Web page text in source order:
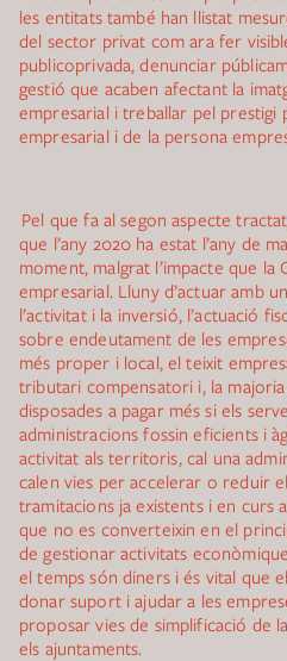
les entitats també han llistat
del sector privat com ara fer
publicoprivada, denunciar
gestió que acaben afectant la
empresarial i treballar pel prestigi
empresarial i de la persona
Pel que fa al segon aspecte
que l’any 2020 ha estat l’any de
moment, malgrat l’impacte que la
empresarial. Lluny d’actuar amb
l’activitat i la inversió, l’actuació
sobre endeutament de les
més proper i local, el teixit
tributari compensatori i, la majoria
disposades a pagar més si els
administracions fossin eficients i
activitat als territoris, cal una
calen vies per accelerar o reduir
tramitacions ja existents i en curs
que no es converteixin en el
de gestionar activitats
el temps són diners i és vital que
donar suport i ajudar a les
proposar vies de simplificació de
els ajuntaments.